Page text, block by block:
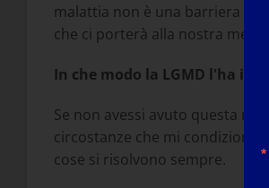
malattia non è una barriera o
che ci porterà alla nostra meta.
In che modo la LGMD l'ha
Se non avessi avuto questa
circostanze che mi
cose si risolvono sempre.